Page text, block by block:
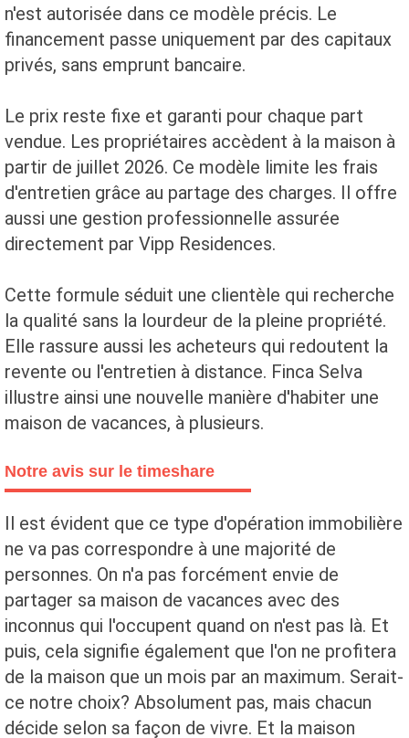
n'est autorisée dans ce modèle précis. Le
financement passe uniquement par des capitaux
privés, sans emprunt bancaire.
Le prix reste fixe et garanti pour chaque part
vendue. Les propriétaires accèdent à la maison à
partir de juillet 2026. Ce modèle limite les frais
d'entretien grâce au partage des charges. Il offre
aussi une gestion professionnelle assurée
directement par Vipp Residences.
Cette formule séduit une clientèle qui recherche
la qualité sans la lourdeur de la pleine propriété.
Elle rassure aussi les acheteurs qui redoutent la
revente ou l'entretien à distance. Finca Selva
illustre ainsi une nouvelle manière d'habiter une
maison de vacances, à plusieurs.
Notre avis sur le timeshare
Il est évident que ce type d'opération immobilière
ne va pas correspondre à une majorité de
personnes. On n'a pas forcément envie de
partager sa maison de vacances avec des
inconnus qui l'occupent quand on n'est pas là. Et
puis, cela signifie également que l'on ne profitera
de la maison que un mois par an maximum. Serait-
ce notre choix? Absolument pas, mais chacun
décide selon sa façon de vivre. Et la maison